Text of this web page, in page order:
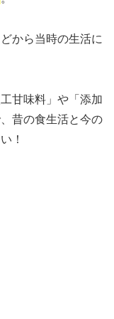
から当時の生活に
甘味料」や「添加
昔の食生活と今の
！